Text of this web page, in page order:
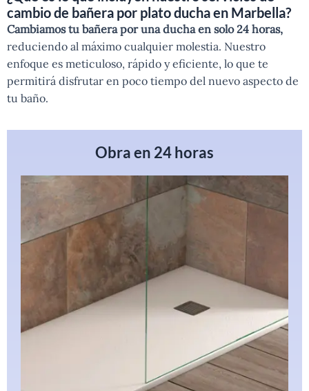
cambio de bañera por plato ducha en Marbella?
Cambiamos tu bañera por una ducha en solo 24 horas,
reduciendo al máximo cualquier molestia. Nuestro
enfoque es meticuloso, rápido y eficiente, lo que te
permitirá disfrutar en poco tiempo del nuevo aspecto de
tu baño.
Obra en 24 horas